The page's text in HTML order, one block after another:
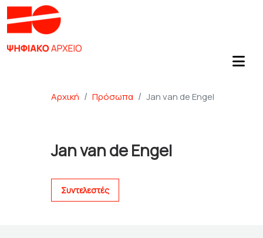
Αρχική Πρόσωπα Jan van de Engel
Jan van de Engel
Συντελεστές